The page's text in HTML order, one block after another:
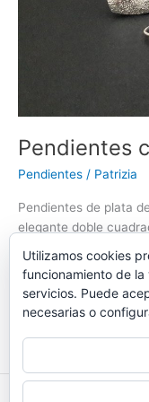
Pendientes
Pendientes / Patrizia
Pendientes de plata
elegante doble
Pendientes
cuadro
Leer más »
Utilizamos cookies
funcionamiento de
servicios. Puede
necesarias o